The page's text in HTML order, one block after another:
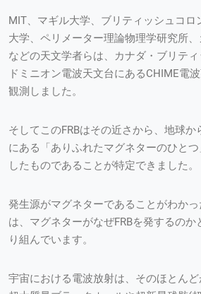
MIT、マギル大学、ブリティッシュコロ
大学、ペリメーター理論物理学研究所
などの天文学者らは、カナダ・ブリテ
ドミニオン電波天文台にあるCHIME電
観測しました。
そしてこのFRBはその近さから、地球
にある「ありふれたマグネターのひとつ
したものであることが特定できました。
発生源がマグネターであることがわか
は、マグネターがなぜFRBを発するのか
り組んでいます。
宇宙における電波放射は、そのほとんど